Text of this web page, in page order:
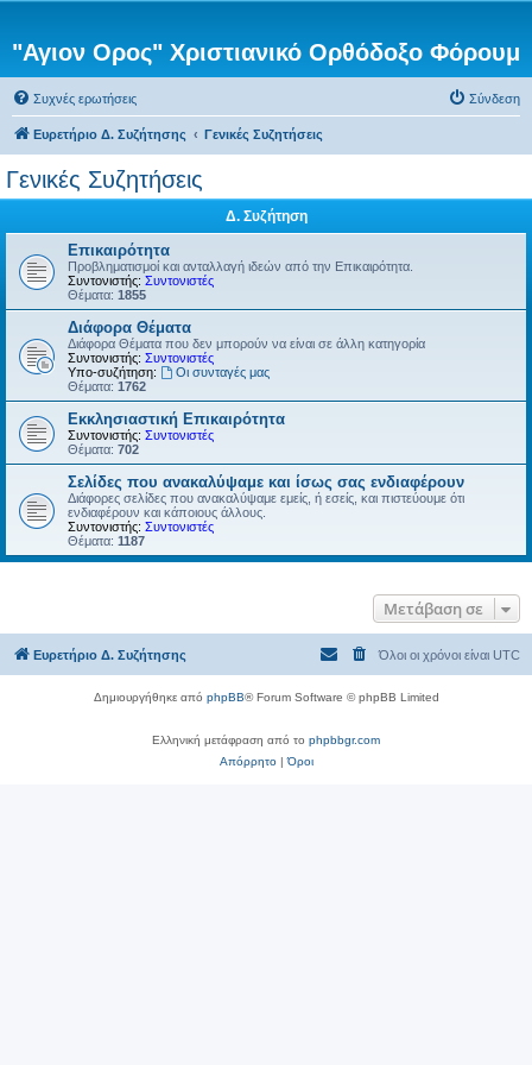
"Αγιον Ορος" Χριστιανικό Ορθόδοξο Φόρουμ
Συχνές ερωτήσεις Σύνδεση
Ευρετήριο Δ. Συζήτησης Γενικές Συζητήσεις
Γενικές Συζητήσεις
Δ. Συζήτηση
Επικαιρότητα
Προβληματισμοί και ανταλλαγή ιδεών από την Επικαιρότητα.
Συντονιστής: Συντονιστές
Θέματα: 1855
Διάφορα Θέματα
Διάφορα Θέματα που δεν μπορούν να είναι σε άλλη κατηγορία
Συντονιστής: Συντονιστές
Υπο-συζήτηση:
Οι συνταγές μας
Θέματα: 1762
Εκκλησιαστική Επικαιρότητα
Συντονιστής: Συντονιστές
Θέματα: 702
Σελίδες που ανακαλύψαμε και ίσως σας ενδιαφέρουν
Διάφορες σελίδες που ανακαλύψαμε εμείς, ή εσείς, και πιστεύουμε ότι
ενδιαφέρουν και κάποιους άλλους.
Συντονιστής: Συντονιστές
Θέματα: 1187
Μετάβαση σε
Ευρετήριο Δ. Συζήτησης Όλοι οι χρόνοι είναι UTC
Δημιουργήθηκε από phpBB® Forum Software © phpBB Limited
Ελληνική μετάφραση από το phpbbgr.com
Απόρρητο|Όροι